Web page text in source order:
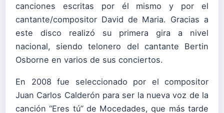
canciones escritas por él mismo y por el
cantante/compositor David de Maria. Gracias a
este disco realizó su primera gira a nivel
nacional, siendo telonero del cantante Bertin
Osborne en varios de sus conciertos.
En 2008 fue seleccionado por el compositor
Juan Carlos Calderón para ser la nueva voz de la
canción “Eres tú” de Mocedades, que más tarde